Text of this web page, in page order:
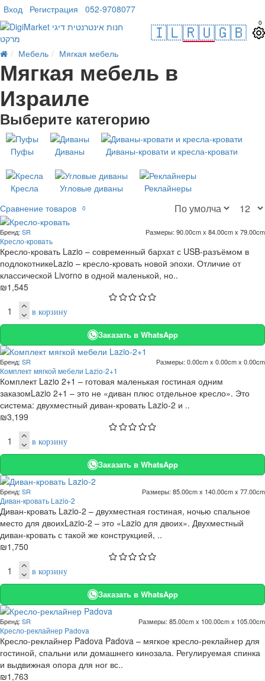
Вход Регистрация 052-9708077
🇮🇱🇷🇺🇬🇧 0
Мебель Мягкая мебель
Мягкая мебель в
Израиле
Выберите категорию
Пуфы Диваны Диваны-кровати и кресла-кровати
Кресла Угловые диваны
Реклайнеры
Сравнение товаров
0
Бренд: SR Размеры: 90.00cm x 84.00cm x 79.00cm
Кресло-кровать
Кресло-кровать Lazio – современный бархат с USB-разъёмом в
подлокотникеLazio – кресло-кровать новой эпохи. Отличие от
классической Livorno в одной маленькой, но..
₪1,545
в корзину
Заказать в WhatsApp
Бренд: SR Размеры: 0.00cm x 0.00cm x 0.00cm
Комплект мягкой мебели Lazio-2+1
Комплект Lazio 2+1 – готовая маленькая гостиная одним
заказомLazio 2+1 – это не «диван плюс отдельное кресло». Это
система: двухместный диван-кровать Lazio-2 и ..
₪3,199
в корзину
Заказать в WhatsApp
Бренд: SR Размеры: 85.00cm x 140.00cm x 77.00cm
Диван-кровать Lazio-2
Диван-кровать Lazio-2 – двухместная гостиная, ночью спальное
место для двоихLazio-2 – это «Lazio для двоих». Двухместный
диван-кровать с такой же конструкцией, ..
₪1,750
в корзину
Заказать в WhatsApp
Бренд: SR Размеры: 85.00cm x 100.00cm x 105.00cm
Кресло-реклайнер Padova
Кресло-реклайнер Padova Padova – мягкое кресло-реклайнер для
гостиной, спальни или домашнего кинозала. Регулируемая спинка
и выдвижная опора для ног вс..
₪1,763